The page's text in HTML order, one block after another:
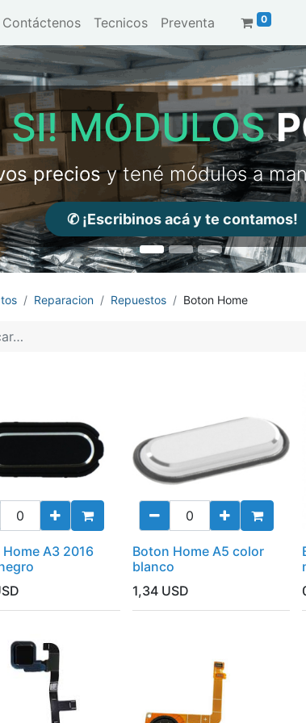
Contáctenos Tecnicos Preventa 0
SI! MÓDULOS
preciosy tené módulos a
✆ ¡Escribinos acá y te contamos!
Reparacion Repuestos Boton Home
A3 2016
Boton Home A5 color
blanco
1,34 USD